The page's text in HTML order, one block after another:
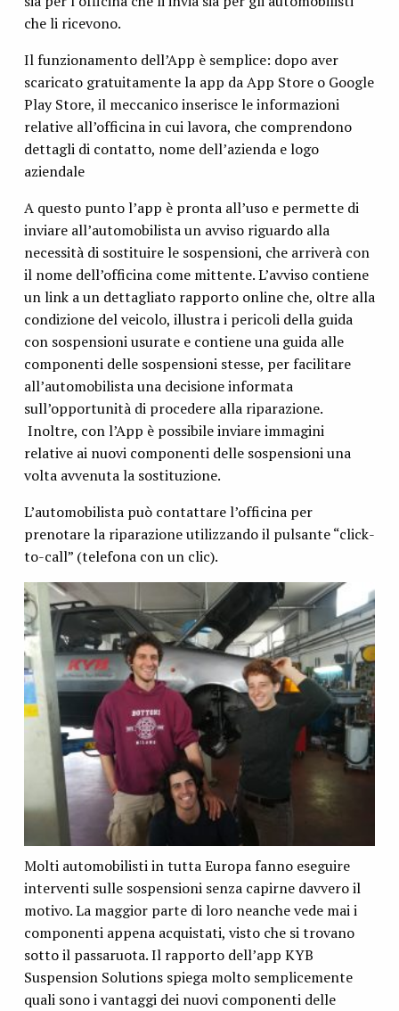
che li ricevono.
Il funzionamento dell’App è semplice: dopo aver
scaricato gratuitamente la app da App Store o Google
Play Store, il meccanico inserisce le informazioni
relative all’officina in cui lavora, che comprendono
dettagli di contatto, nome dell’azienda e logo
aziendale
A questo punto l’app è pronta all’uso e permette di
inviare all’automobilista un avviso riguardo alla
necessità di sostituire le sospensioni, che arriverà con
il nome dell’officina come mittente. L’avviso contiene
un link a un dettagliato rapporto online che, oltre alla
condizione del veicolo, illustra i pericoli della guida
con sospensioni usurate e contiene una guida alle
componenti delle sospensioni stesse, per facilitare
all’automobilista una decisione informata
sull’opportunità di procedere alla riparazione.
Inoltre, con l’App è possibile inviare immagini
relative ai nuovi componenti delle sospensioni una
volta avvenuta la sostituzione.
L’automobilista può contattare l’officina per
prenotare la riparazione utilizzando il pulsante “click-
to-call” (telefona con un clic).
Molti automobilisti in tutta Europa fanno eseguire
interventi sulle sospensioni senza capirne davvero il
motivo. La maggior parte di loro neanche vede mai i
componenti appena acquistati, visto che si trovano
sotto il passaruota. Il rapporto dell’app KYB
Suspension Solutions spiega molto semplicemente
quali sono i vantaggi dei nuovi componenti delle